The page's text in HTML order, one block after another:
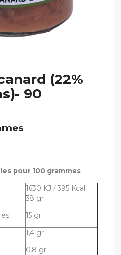
(22%
90
pour 100 grammes
1630 KJ / 395 Kcal
38 gr
15 gr
1,4 gr
0,8 gr